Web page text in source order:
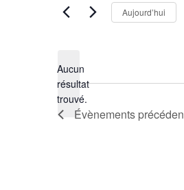
Notice
Aucun
résultat
trouvé.
Aujourd’hui
Évènements